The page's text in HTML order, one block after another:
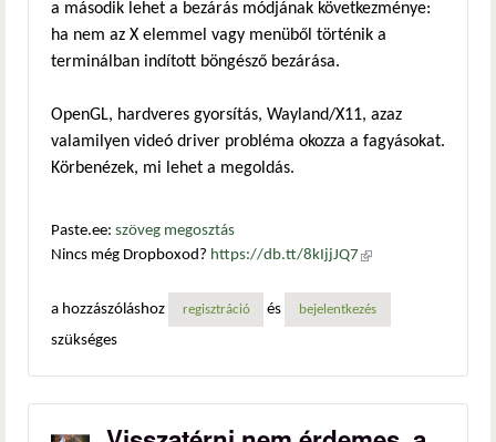
a második lehet a bezárás módjának következménye:
ha nem az X elemmel vagy menüből történik a
terminálban indított böngésző bezárása.
OpenGL, hardveres gyorsítás, Wayland/X11, azaz
valamilyen videó driver probléma okozza a fagyásokat.
Körbenézek, mi lehet a megoldás.
Paste.ee: szöveg megosztás
Nincs még Dropboxod? https://db.tt/8kIjjJQ7 (külső
a hozzászóláshoz
regisztráció és bejelentkezés
szükséges